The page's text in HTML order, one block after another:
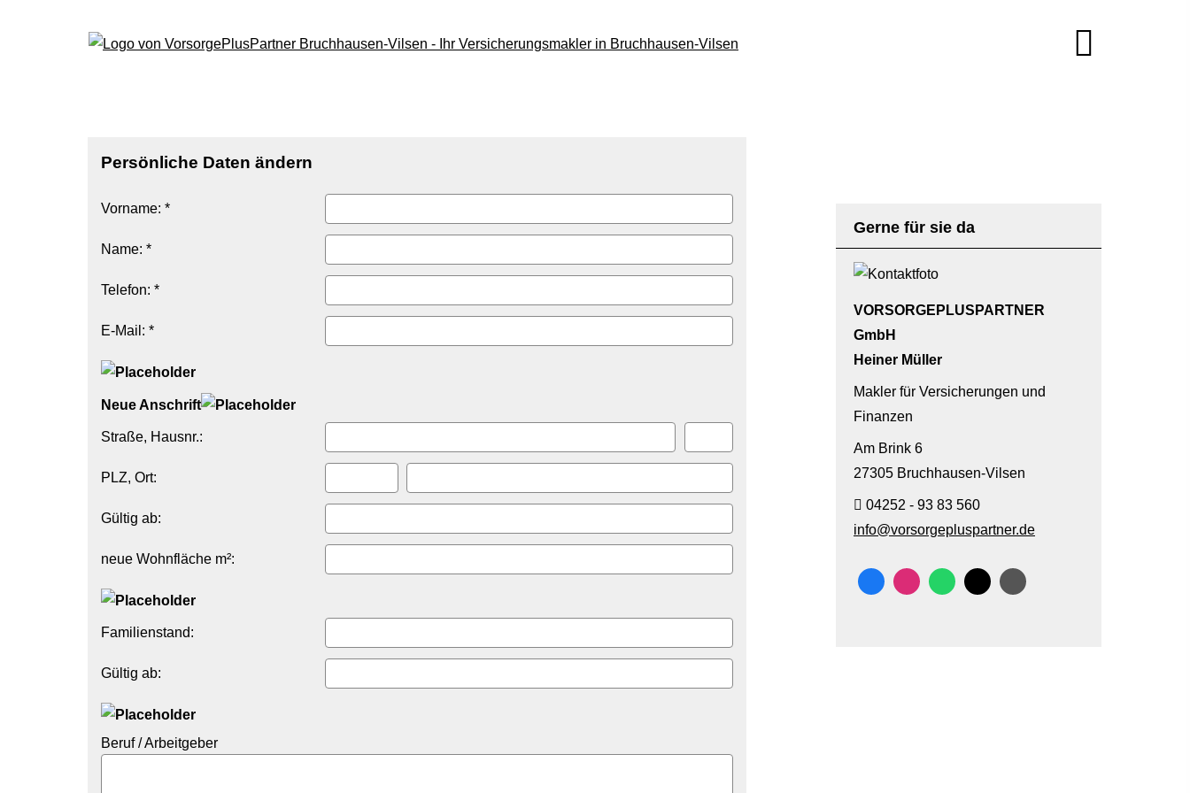
Gerne für sie da
VORSORGEPLUSPARTNER
GmbH
Heiner Müller
Makler für Versicherungen und
Finanzen
Am Brink 6
27305 Bruchhausen-Vilsen
04252 - 93 83 560
info@vorsorgepluspartner.de
Persönliche Daten ändern
Vorname: *
Name: *
Telefon: *
E-Mail: *
Neue Anschrift
Straße, Hausnr.:
PLZ, Ort:
Gültig ab:
neue Wohnfläche m²:
Familienstand:
Gültig ab:
Beruf / Arbeitgeber